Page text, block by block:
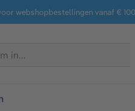
webshopbestellingen vanaf €